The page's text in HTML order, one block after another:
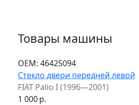
Товары машины
ОЕМ: 46425094
Стекло двери передней левой
FIAT Palio I (1996—2001)
1 000р.